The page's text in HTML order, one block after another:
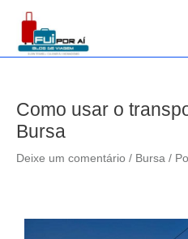
Como usar o
Bursa
Deixe um comentário / Bursa /